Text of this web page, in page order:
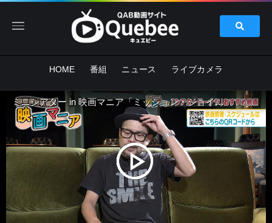
HOME 番組 ニュース ライブカメラ
ミニシアター in 映画マニア「ミッション・ジョイ〜困難な時に幸せを見出す方法〜」「なまどぅさらばんじ、今が青春。」